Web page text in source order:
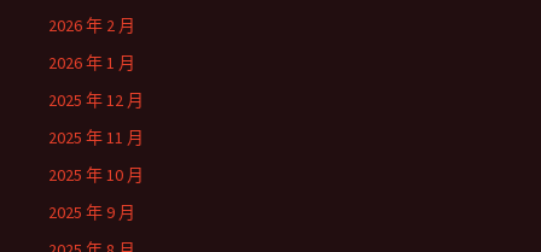
2026 年 2 月
2026 年 1 月
2025 年 12 月
2025 年 11 月
2025 年 10 月
2025 年 9 月